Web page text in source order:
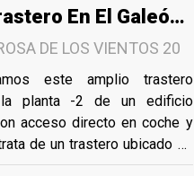
En El Galeón,
DE LOS VIENTOS 20
este amplio trastero
planta -2 de un edificio
acceso directo en coche y
de un trastero ubicado en